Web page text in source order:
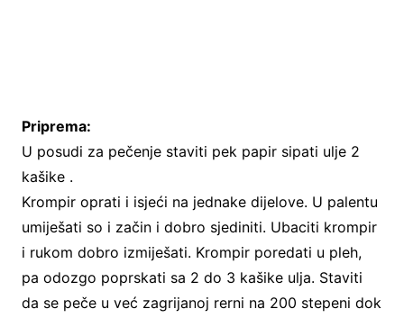
Priprema:
U posudi za pečenje staviti pek papir sipati ulje 2
kašike .
Krompir oprati i isjeći na jednake dijelove. U palentu
umiješati so i začin i dobro sjediniti. Ubaciti krompir
i rukom dobro izmiješati. Krompir poredati u pleh,
pa odozgo poprskati sa 2 do 3 kašike ulja. Staviti
da se peče u već zagrijanoj rerni na 200 stepeni dok